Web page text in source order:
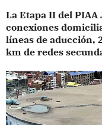
La Etapa II del
conexiones
líneas de aducción,
km de redes